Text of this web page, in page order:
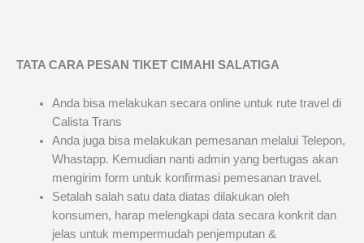
TATA CARA PESAN TIKET CIMAHI SALATIGA
Anda bisa melakukan secara online untuk rute travel di
Calista Trans
Anda juga bisa melakukan pemesanan melalui Telepon,
Whastapp. Kemudian nanti admin yang bertugas akan
mengirim form untuk konfirmasi pemesanan travel.
Setalah salah satu data diatas dilakukan oleh
konsumen, harap melengkapi data secara konkrit dan
jelas untuk mempermudah penjemputan &